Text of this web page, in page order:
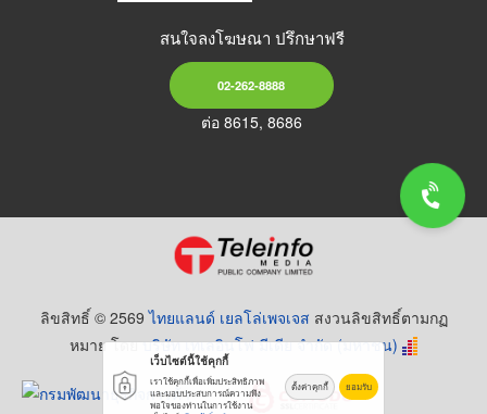
สนใจลงโฆษณา ปรึกษาฟรี
02-262-8888
ต่อ 8615, 8686
ลิขสิทธิ์ © 2569ไทยแลนด์ เยลโล่เพจเจส สงวนลิขสิทธิ์ตามกฏ
หมาย โดยบริษัท เทเลอินโฟ มีเดีย จำกัด (มหาชน)
เว็บไซต์นี้ใช้คุกกี้
เราใช้คุกกี้เพื่อเพิ่มประสิทธิภาพ
และมอบประสบการณ์ความพึง
พอใจของท่านในการใช้งาน
ตั้งค่าคุกกี้ ยอมรับ